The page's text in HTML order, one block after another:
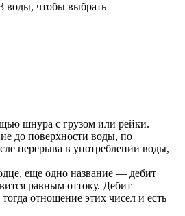
воды, чтобы выбрать
шнура с грузом или рейки.
до поверхности воды, по
перерыва в употреблении воды,
еще одно название — дебит
равным оттоку. Дебит
отношение этих чисел и есть